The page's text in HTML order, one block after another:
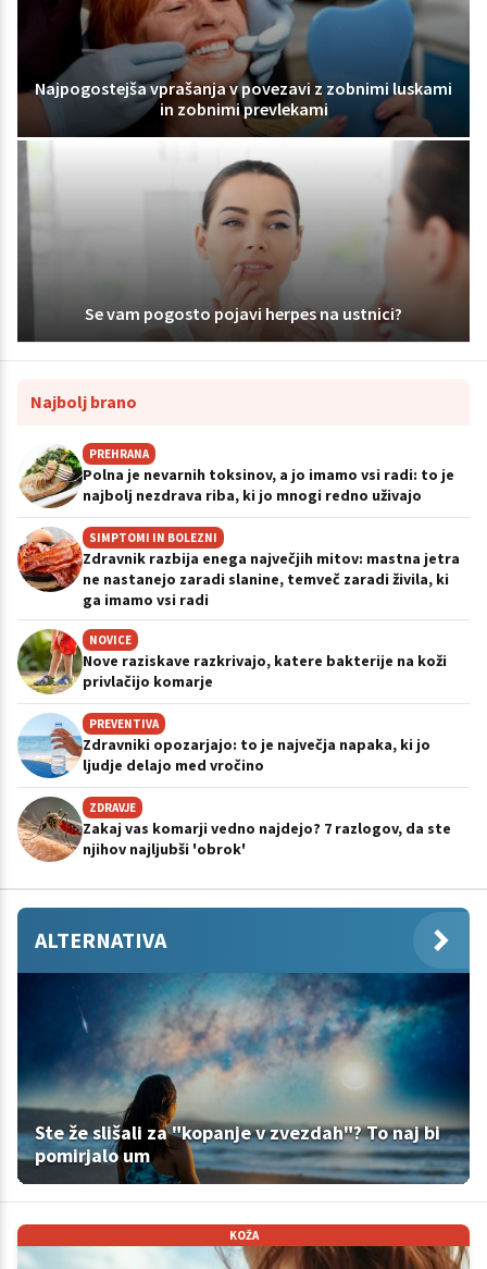
Najpogostejša vprašanja v povezavi z zobnimi luskami
in zobnimi prevlekami
Se vam pogosto pojavi herpes na ustnici?
Najbolj brano
PREHRANA
Polna je nevarnih toksinov, a jo imamo vsi radi: to je
najbolj nezdrava riba, ki jo mnogi redno uživajo
SIMPTOMI IN BOLEZNI
Zdravnik razbija enega največjih mitov: mastna jetra
ne nastanejo zaradi slanine, temveč zaradi živila, ki
ga imamo vsi radi
NOVICE
Nove raziskave razkrivajo, katere bakterije na koži
privlačijo komarje
PREVENTIVA
Zdravniki opozarjajo: to je največja napaka, ki jo
ljudje delajo med vročino
ZDRAVJE
Zakaj vas komarji vedno najdejo? 7 razlogov, da ste
njihov najljubši 'obrok'
ALTERNATIVA
Ste že slišali za "kopanje v zvezdah"? To naj bi
pomirjalo um
KOŽA